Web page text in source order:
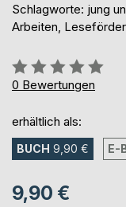
Schlagworte: jung
Arbeiten,
Bewertung::
0%
0 Bewertungen
erhältlich als:
BUCH 9,90 € E-
9,90 €